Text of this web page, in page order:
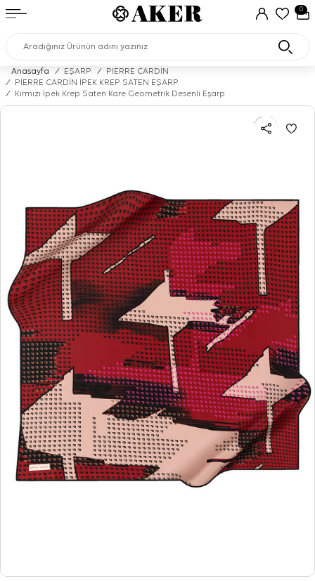
0
Anasayfa / EŞARP /
PIERRE CARDIN
/
PİERRE CARDİN İPEK KREP SATEN EŞARP
/
Kırmızı İpek Krep Saten Kare Geometrik Desenli Eşarp